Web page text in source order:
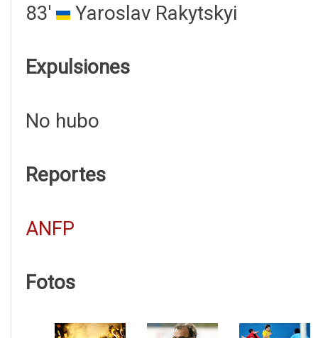
83'
Yaroslav Rakytskyi
Expulsiones
No hubo
Reportes
ANFP
Fotos